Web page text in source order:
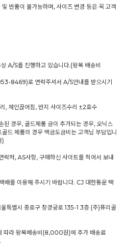
반품이 불가능하며, 사이즈 변경 등은 꼭 고객
A/S를 진행하고 있습니다.(왕복 배송비
8469)로 연락주셔서 A/S안내를 받으시기
, 체인끊어짐, 반지 사이즈수리 ±2호수
된 경우, 골드제품 금이 추가되는 경우, 오닉스
드 제품의 경우 백금도금비는 고객님 부담입니
)
락처, AS사항, 구매하신 사이트를 적어서 보내
배를 이용해 주시기 바랍니다. CJ 대한통운 택
특별시 종로구 창경궁로 135-1 3층 (주)퓨리골
따라 왕복배송비(8,000원)에 추가 배송료